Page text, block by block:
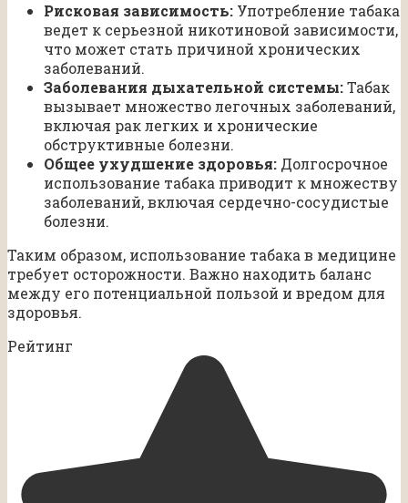
Рисковая зависимость: Употребление табака
ведет к серьезной никотиновой зависимости,
что может стать причиной хронических
заболеваний.
Заболевания дыхательной системы:Табак
вызывает множество легочных заболеваний,
включая рак легких и хронические
обструктивные болезни.
Общее ухудшение здоровья: Долгосрочное
использование табака приводит к множеству
заболеваний, включая сердечно-сосудистые
болезни.
Таким образом, использование табака в медицине
требует осторожности. Важно находить баланс
между его потенциальной пользой и вредом для
здоровья.
Рейтинг